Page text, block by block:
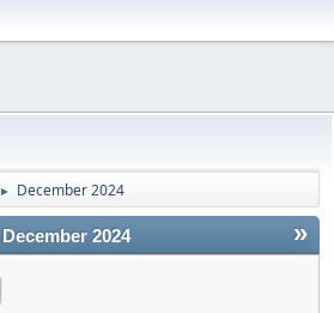
► December 2024
»
December 2024